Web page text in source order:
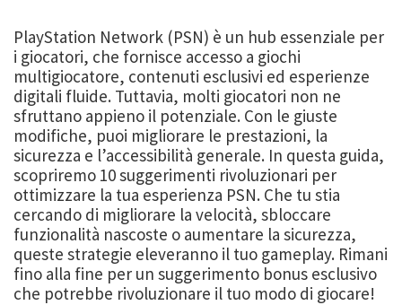
PlayStation Network (PSN) è un hub essenziale per
i giocatori, che fornisce accesso a giochi
multigiocatore, contenuti esclusivi ed esperienze
digitali fluide. Tuttavia, molti giocatori non ne
sfruttano appieno il potenziale. Con le giuste
modifiche, puoi migliorare le prestazioni, la
sicurezza e l’accessibilità generale. In questa guida,
scopriremo 10 suggerimenti rivoluzionari per
ottimizzare la tua esperienza PSN. Che tu stia
cercando di migliorare la velocità, sbloccare
funzionalità nascoste o aumentare la sicurezza,
queste strategie eleveranno il tuo gameplay. Rimani
fino alla fine per un suggerimento bonus esclusivo
che potrebbe rivoluzionare il tuo modo di giocare!